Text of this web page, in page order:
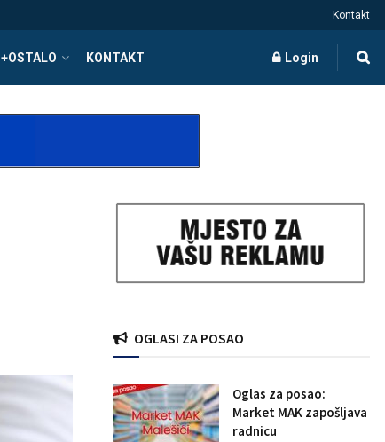
Kontakt
+OSTALO KONTAKT Login
OGLASI ZA POSAO
Oglas za posao:
Market MAK zapošljava
radnicu